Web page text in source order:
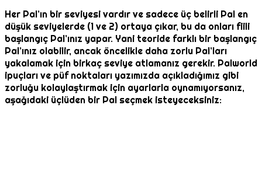
Her Pal’ın bir seviyesi vardır ve sadece üç belirli Pal en
düşük seviyelerde (1 ve 2) ortaya çıkar, bu da onları fiili
başlangıç Pal’ınız yapar. Yani teoride farklı bir başlangıç
Pal’ınız olabilir, ancak öncelikle daha zorlu Pal’ları
yakalamak için birkaç seviye atlamanız gerekir. Palworld
ipuçları ve püf noktaları yazımızda açıkladığımız gibi
zorluğu kolaylaştırmak için ayarlarla oynamıyorsanız,
aşağıdaki üçlüden bir Pal seçmek isteyeceksiniz: